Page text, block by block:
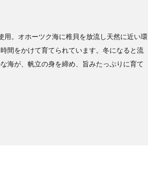
用。オホーツク海に稚貝を放流し天然に近い環
間をかけて育てられています。冬になると流
海が、帆立の身を締め、旨みたっぷりに育て